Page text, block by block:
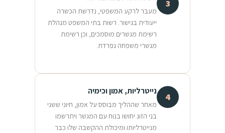
3
מעבר לרקע המשפטי, נדרשת הכשרה
ייעודית בגישור. רשות בתי המשפט מנהלת
רשימת מגשרים מוסמכים, וכן רשימת
מגשרי משפחה נפרדת.
4
נייטרליות, אמון וכימיה
מאחר שההליך מבוסס על אמון, חיוני ששני
בני הזוג יחושו בנוח עם המגשר ויתרשמו
מנייטרליותו ומיכולת ההקשבה שלו כבר